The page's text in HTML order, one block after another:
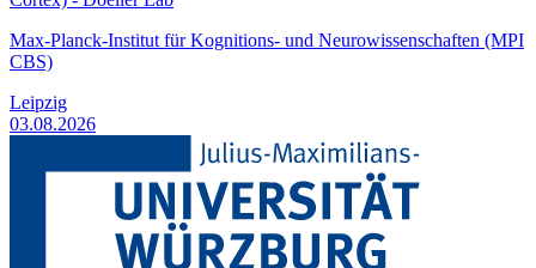
Max-Planck-Institut für Kognitions- und Neurowissenschaften (MPI
CBS)
Leipzig
03.08.2026